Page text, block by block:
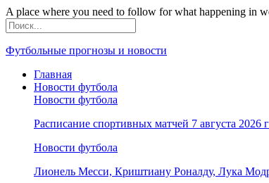
A place where you need to follow for what happening in
Футбольные прогнозы и новости
Главная
Новости футбола
Новости футбола
Расписание спортивных матчей 7 августа
Новости футбола
Лионель Месси, Криштиану Роналду, Лука